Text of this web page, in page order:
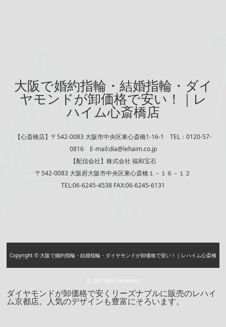
大阪で婚約指輪・結婚指輪・ダイ
ヤモンドが卸価格で安い！｜レ
ハイム心斎橋店
【心斎橋店】〒542-0083 大阪市中央区東心斎橋1-16-1 TEL：0120-57-
0816 E-mail:dia@lehaim.co.jp
【配信会社】株式会社 福和宝石
〒542-0083 大阪府大阪市中央区東心斎橋１－１６－１２
TEL:06-6245-4538 FAX:06-6245-6131
Copyright © 大阪で婚約指輪・結婚指輪・ダイヤモンドが卸価格で安い！｜レハイム心斎橋
店. All rights reserved.
ダイヤモンドが卸価格で安くリーズナブルに販売のレハイ
ム京都店。人気のデザインも豊富にそろいます。